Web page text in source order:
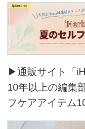
▶通販サイト「
10年以上の編集
フケアアイテム